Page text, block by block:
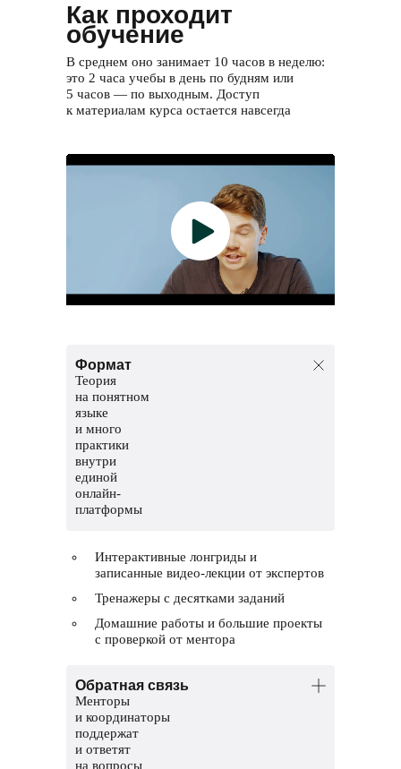
Как проходит
обучение
В среднем оно занимает 10 часов в неделю:
это 2 часа учебы в день по будням или
5 часов — по выходным. Доступ
к материалам курса остается навсегда
Формат
Теория
на понятном
языке
и много
практики
внутри
единой
онлайн-
платформы
Интерактивные лонгриды и
записанные видео-лекции от экспертов
Тренажеры с десятками заданий
Домашние работы и большие проекты
с проверкой от ментора
Обратная связь
Менторы
и координаторы
поддержат
и ответят
на вопросы